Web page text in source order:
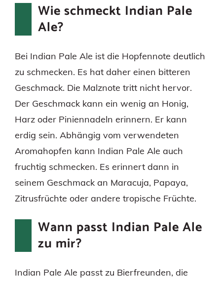
Wie schmeckt Indian Pale
Ale?
Bei Indian Pale Ale ist die Hopfennote deutlich
zu schmecken. Es hat daher einen bitteren
Geschmack. Die Malznote tritt nicht hervor.
Der Geschmack kann ein wenig an Honig,
Harz oder Piniennadeln erinnern. Er kann
erdig sein. Abhängig vom verwendeten
Aromahopfen kann Indian Pale Ale auch
fruchtig schmecken. Es erinnert dann in
seinem Geschmack an Maracuja, Papaya,
Zitrusfrüchte oder andere tropische Früchte.
Wann passt Indian Pale Ale
zu mir?
Indian Pale Ale passt zu Bierfreunden, die